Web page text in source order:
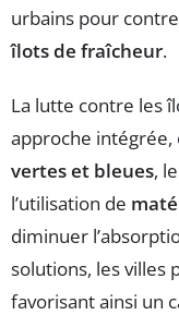
urbains pour
îlots de fraîcheur.
La lutte contre les
approche intégrée,
vertes et bleues,
l’utilisation de
diminuer
solutions, les villes
favorisant ainsi un